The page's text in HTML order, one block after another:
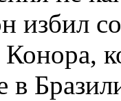
избил
Конора,
в